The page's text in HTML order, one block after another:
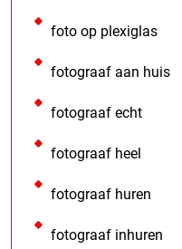
foto op plexiglas
fotograaf aan huis
fotograaf echt
fotograaf heel
fotograaf huren
fotograaf inhuren